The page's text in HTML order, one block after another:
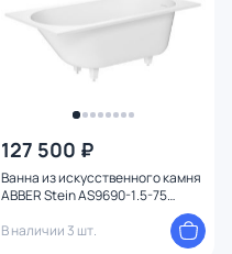
127 500 ₽
Ванна из искусственного камня
ABBER Stein AS9690-1.5-75
В наличии 3 шт.